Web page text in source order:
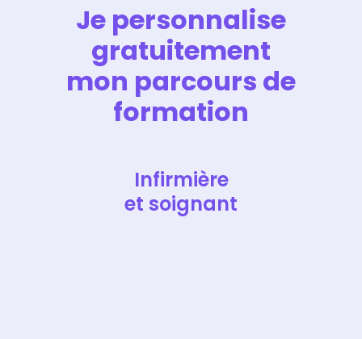
Je personnalise
gratuitement
mon parcours de
formation
Infirmière
et soignant